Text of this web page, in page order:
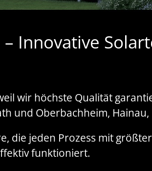
– Innovative
wir höchste Qualität
und Oberbachheim, Hainau,
die jeden Prozess mit
funktioniert.